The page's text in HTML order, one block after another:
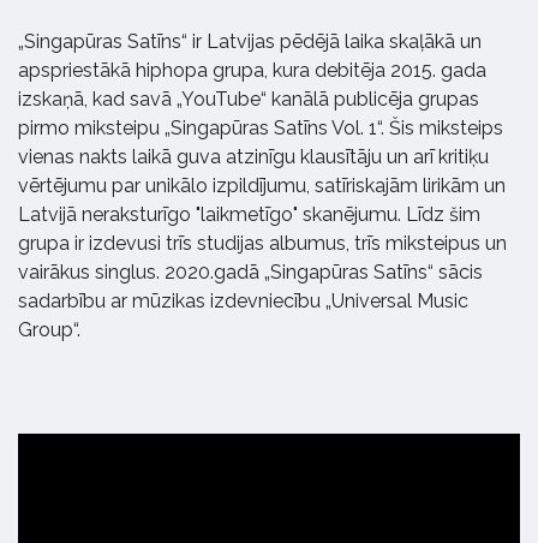
„Singapūras Satīns“ ir Latvijas pēdējā laika skaļākā un
apspriestākā hiphopa grupa, kura debitēja 2015. gada
izskaņā, kad savā „YouTube“ kanālā publicēja grupas
pirmo miksteipu „Singapūras Satīns Vol. 1“. Šis miksteips
vienas nakts laikā guva atzinīgu klausītāju un arī kritiķu
vērtējumu par unikālo izpildījumu, satīriskajām lirikām un
Latvijā neraksturīgo "laikmetīgo" skanējumu. Līdz šim
grupa ir izdevusi trīs studijas albumus, trīs miksteipus un
vairākus singlus. 2020.gadā „Singapūras Satīns“ sācis
sadarbību ar mūzikas izdevniecību „Universal Music
Group“.